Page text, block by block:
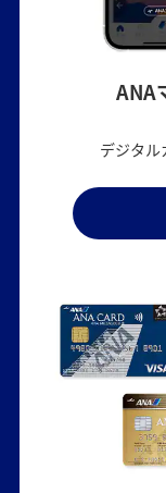
ANA
デジタル